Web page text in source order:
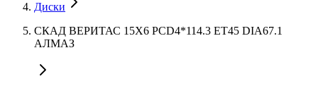
Диски
СКАД ВЕРИТАС 15X6 PCD4*114.3 ET45 DIA67.1
АЛМАЗ